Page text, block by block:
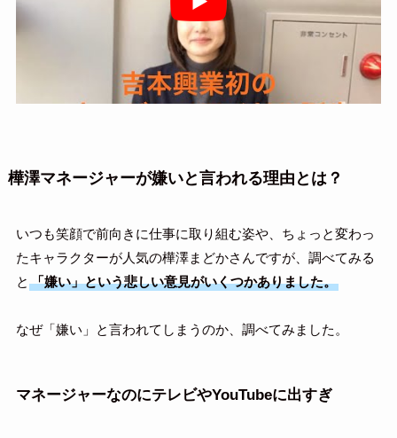
樺澤マネージャーが嫌いと言われる理由とは？
いつも笑顔で前向きに仕事に取り組む姿や、ちょっと変わっ
たキャラクターが人気の樺澤まどかさんですが、調べてみる
と 「嫌い」という悲しい意見がいくつかありました。
なぜ「嫌い」と言われてしまうのか、調べてみました。
マネージャーなのにテレビやYouTubeに出すぎ